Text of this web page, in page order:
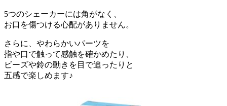
5つのシェーカーには角がなく、
お口を傷つける心配がありません。
さらに、やわらかいパーツを
指や口で触って感触を確かめたり、
ビーズや鈴の動きを目で追ったりと
五感で楽しめます♪